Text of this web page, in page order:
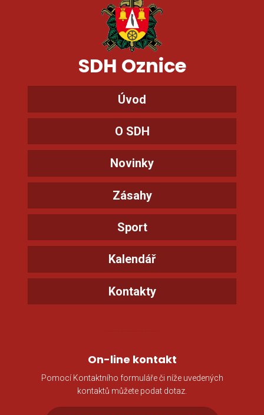
SDH Oznice
Úvod
O SDH
Novinky
Zásahy
Sport
Kalendář
Kontakty
On-line kontakt
Pomocí Kontaktního formuláře či níže uvedených
kontaktů můžete podat dotaz.